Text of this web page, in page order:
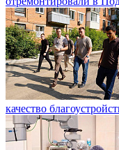
качество